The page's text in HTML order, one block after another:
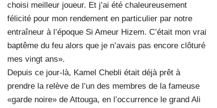
choisi meilleur joueur. Et j’ai été chaleureusement
félicité pour mon rendement en particulier par notre
entraîneur à l’époque Si Ameur Hizem. C’était mon vrai
baptême du feu alors que je n’avais pas encore clôturé
mes vingt ans».
Depuis ce jour-là, Kamel Chebli était déjà prêt à
prendre la relève de l’un des membres de la fameuse
«garde noire» de Attouga, en l’occurrence le grand Ali